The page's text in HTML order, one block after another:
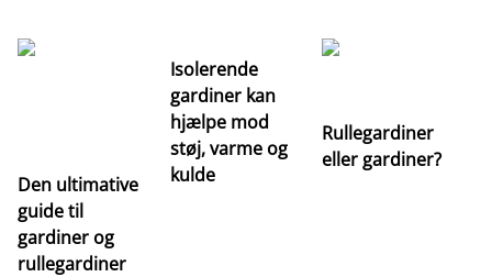
Den ultimative
guide til
gardiner og
rullegardiner
Isolerende
gardiner kan
hjælpe mod
støj, varme og
kulde
Rullegardiner
eller gardiner?